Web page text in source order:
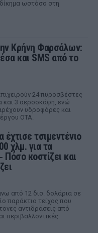
ωστόσο στη
Κρήνη Φαρσάλων:
και SMS από το
24 πυροσβέστες
και 3 αεροσκάφη, ενώ
υδροφόρες και
ΟΤΑ.
έχτισε τσιμεντένιο
χλμ. για τα
Πόσο κοστίζει και
από 12 δισ. δολάρια σε
παράκτιο τείχος που
αντιδράσεις από
περιβαλλοντικές